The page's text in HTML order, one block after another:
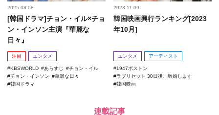
2025.08.08
[韓国ドラマ]チョン・イル×チョ
ン・インソン主演『華麗な
日々』
注目 エンタメ
KBSWORLD あらすじ
チョン・イル
チョン・インソン
華麗な日々
韓国ドラマ
2023.11.09
韓国映画興行ランキング[2023
年10月]
エンタメ アーティスト
1947ボストン
ラブリセット 30日後、離婚します
韓国映画
連載記事